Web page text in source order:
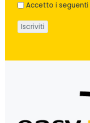
Accetto i seguenti